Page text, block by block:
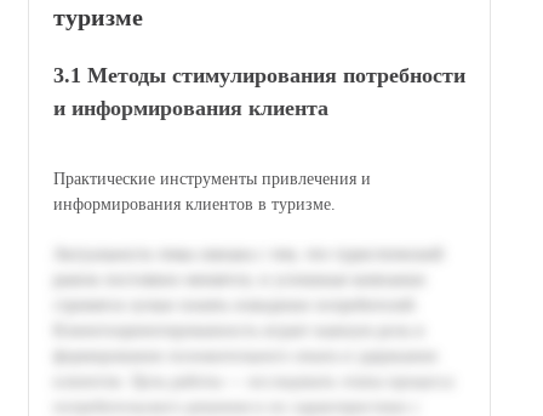
туризме
3.1 Методы стимулирования потребности
и информирования клиента
Практические инструменты привлечения и
информирования клиентов в туризме.